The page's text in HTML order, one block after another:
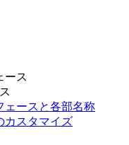
ース
ェースと各部名称
カスタマイズ